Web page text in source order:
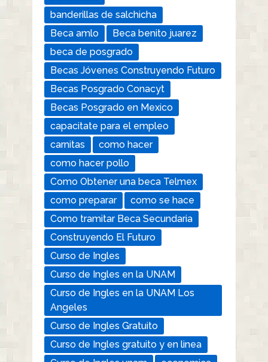
banderillas de salchicha
Beca amlo
Beca benito juarez
beca de posgrado
Becas Jóvenes Construyendo Futuro
Becas Posgrado Conacyt
Becas Posgrado en Mexico
capacitate para el empleo
carnitas
como hacer
como hacer pollo
Como Obtener una beca Telmex
como preparar
como se hace
Como tramitar Beca Secundaria
Construyendo El Futuro
Curso de Ingles
Curso de Ingles en la UNAM
Curso de Ingles en la UNAM Los
Angeles
Curso de Ingles Gratuito
Curso de Ingles gratuito y en linea